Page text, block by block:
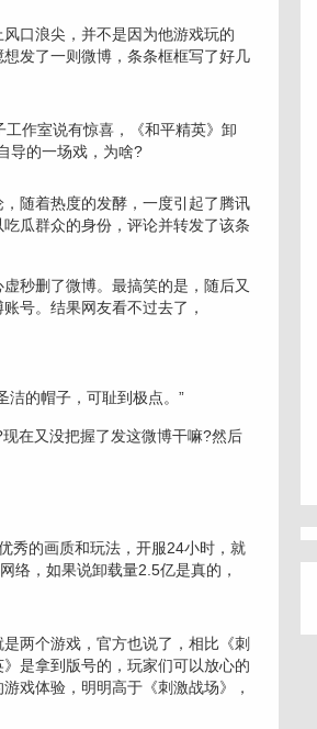
口浪尖，并不是因为他游戏玩的
发了一则微博，条条框框写了好几
作室说有惊喜，《和平精英》卸
导的一场戏，为啥?
随着热度的发酵，一度引起了腾讯
瓜群众的身份，评论并转发了该条
秒删了微博。最搞笑的是，随后又
号。结果网友看不过去了，
的帽子，可耻到极点。”
在又没把握了发这微博干嘛?然后
的画质和玩法，开服24小时，就
络，如果说卸载量2.5亿是真的，
两个游戏，官方也说了，相比《刺
是拿到版号的，玩家们可以放心的
戏体验，明明高于《刺激战场》，